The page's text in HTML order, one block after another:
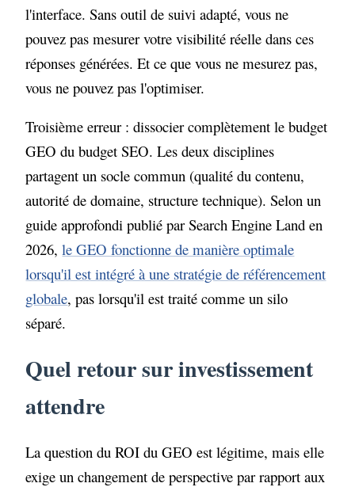
l'interface. Sans outil de suivi adapté, vous ne
pouvez pas mesurer votre visibilité réelle dans ces
réponses générées. Et ce que vous ne mesurez pas,
vous ne pouvez pas l'optimiser.
Troisième erreur : dissocier complètement le budget
GEO du budget SEO. Les deux disciplines
partagent un socle commun (qualité du contenu,
autorité de domaine, structure technique). Selon un
guide approfondi publié par Search Engine Land en
2026,le GEO fonctionne de manière optimale
lorsqu'il est intégré à une stratégie de référencement
globale, pas lorsqu'il est traité comme un silo
séparé.
Quel retour sur investissement
attendre
La question du ROI du GEO est légitime, mais elle
exige un changement de perspective par rapport aux